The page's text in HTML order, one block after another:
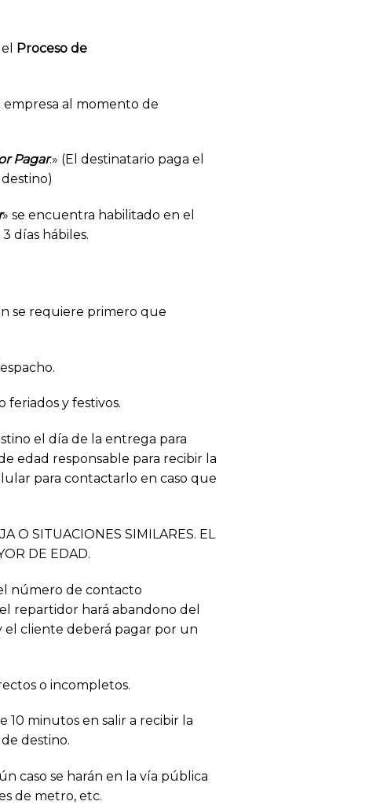
Proceso de
al momento de
Pagar.» (El destinatario paga el
» se encuentra habilitado en el
días hábiles.
se requiere primero que
feriados y festivos.
el día de la entrega para
edad responsable para recibir la
para contactarlo en caso que
O SITUACIONES SIMILARES. EL
DE EDAD.
número de contacto
repartidor hará abandono del
el cliente deberá pagar por un
o incompletos.
10 minutos en salir a recibir la
destino.
caso se harán en la vía pública
de metro, etc.